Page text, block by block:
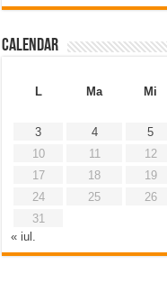
Calendar
L
Ma Mi
3
4 5
10
11 12
17
18 19
24
25 26
31
« iul.